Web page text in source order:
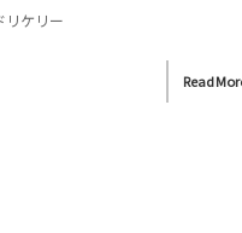
リケリー
Read